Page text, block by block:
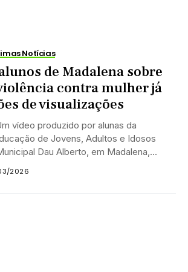
Notícias
de Madalena sobre
contra mulher já
de visualizações
vídeo produzido por alunas da
de Jovens, Adultos e Idosos
Dau Alberto, em Madalena,...
2026